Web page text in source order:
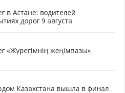
в Астане: водителей
дорог 9 августа
«Жүрегімнің жеңімпазы»
Казахстана вышла в финал